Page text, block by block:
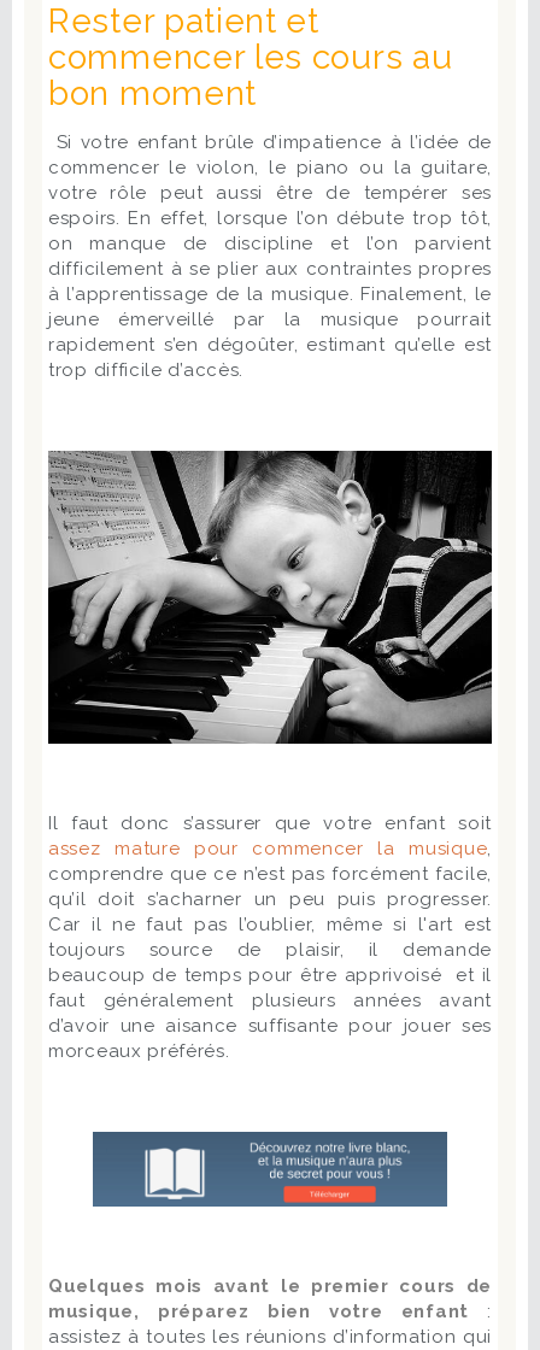
Rester patient et
commencer les cours au
bon moment
Si votre enfant brûle d’impatience à l’idée de
commencer le violon, le piano ou la guitare,
votre rôle peut aussi être de tempérer ses
espoirs. En effet, lorsque l’on débute trop tôt,
on manque de discipline et l’on parvient
difficilement à se plier aux contraintes propres
à l’apprentissage de la musique. Finalement, le
jeune émerveillé par la musique pourrait
rapidement s’en dégoûter, estimant qu’elle est
trop difficile d’accès.
Il faut donc s’assurer que votre enfant soit
assez mature pour commencer la musique,
comprendre que ce n’est pas forcément facile,
qu’il doit s’acharner un peu puis progresser.
Car il ne faut pas l’oublier, même si l'art est
toujours source de plaisir, il demande
beaucoup de temps pour être apprivoisé et il
faut généralement plusieurs années avant
d’avoir une aisance suffisante pour jouer ses
morceaux préférés.
Quelques mois avant le premier cours de
musique, préparez bien votre enfant :
assistez à toutes les réunions d’information qui